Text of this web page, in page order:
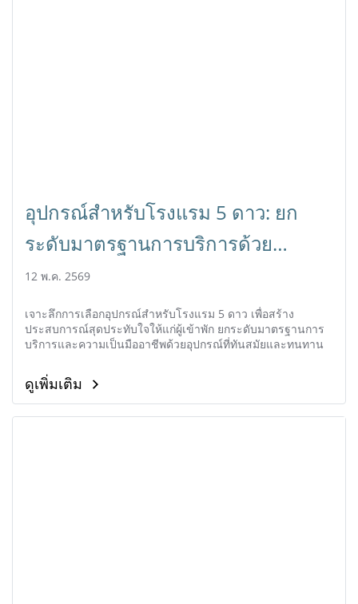
อุปกรณ์สำหรับโรงแรม 5 ดาว: ยก
ระดับมาตรฐานการบริการด้วย
อุปกรณ์คุณภาพสูง
12 พ.ค. 2569
เจาะลึกการเลือกอุปกรณ์สำหรับโรงแรม 5 ดาว เพื่อสร้าง
ประสบการณ์สุดประทับใจให้แก่ผู้เข้าพัก ยกระดับมาตรฐานการ
บริการและความเป็นมืออาชีพด้วยอุปกรณ์ที่ทันสมัยและทนทาน
ดูเพิ่มเติม